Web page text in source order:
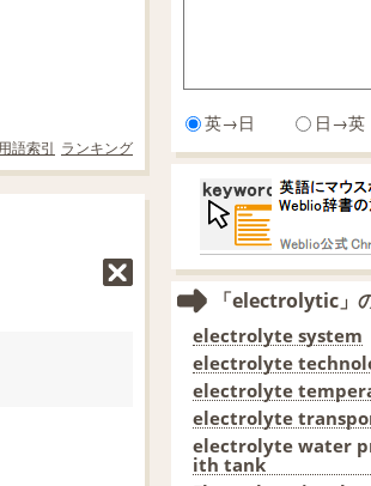
用語索引 ランキング
英→日 日→英
「electrolytic」
electrolyte system
electrolyte
electrolyte
electrolyte
electrolyte water
ith tank